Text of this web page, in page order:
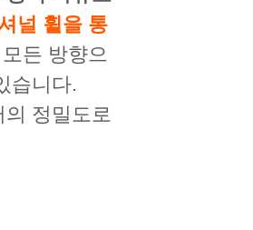
널 휠을 통
든 방향으
습니다.
정밀도로